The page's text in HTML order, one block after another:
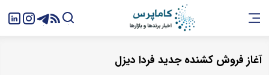
آغاز فروش کشنده جدید فردا دیزل